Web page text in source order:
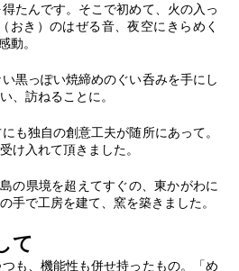
たんです。そこで初めて、火の入っ
おき）のはぜる音、夜空にきらめく
動。
黒っぽい焼締めのぐい呑みを手にし
、訪ねることに。
も独自の創意工夫が随所にあって。
け入れて頂きました。
の県境を超えてすぐの、東かがわに
手で工房を建て、窯を築きました。
て
も、機能性も併せ持ったもの。「め